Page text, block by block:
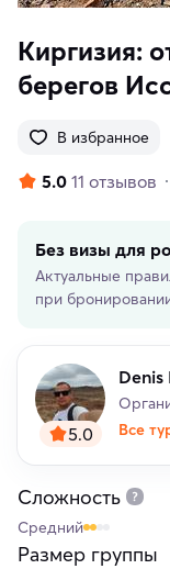
Киргизия:
берегов
В избранное
5.0 11 отзывов
Без визы для
Актуальные
при
5.0
Denis
Все
Сложность
Средний
Размер группы